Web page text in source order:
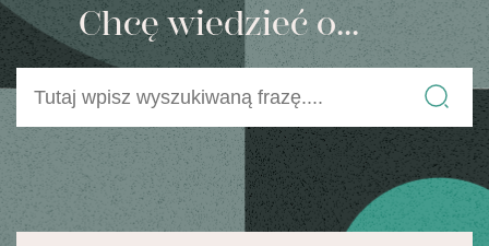
Chcę wiedzieć o...